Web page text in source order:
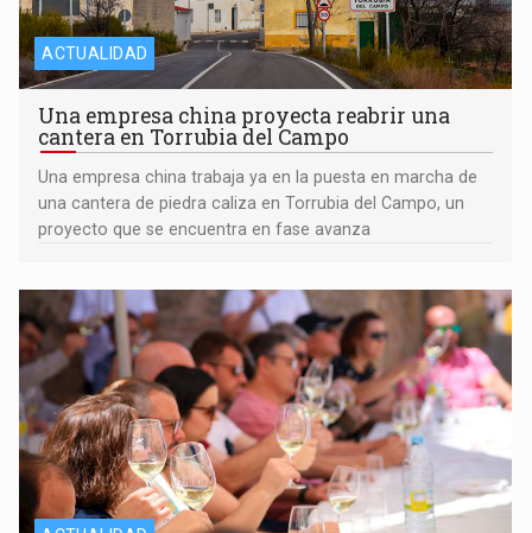
ACTUALIDAD
Una empresa china proyecta reabrir una
cantera en Torrubia del Campo
Una empresa china trabaja ya en la puesta en marcha de
una cantera de piedra caliza en Torrubia del Campo, un
proyecto que se encuentra en fase avanza